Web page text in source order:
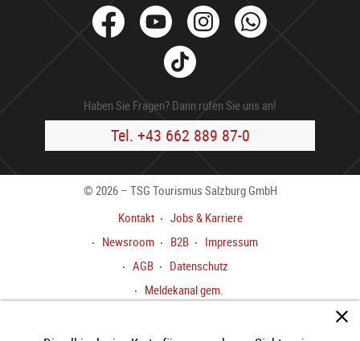
facebook
YoutubeInstagram
Tik
Tok
Haben Sie Fragen? Dann rufen Sie uns an!
Tel. +43 662 889 87-0
© 2026 – TSG Tourismus Salzburg GmbH
Kontakt
Jobs & Karriere
Newsroom
B2B
Impressum
AGB
Datenschutz
Meldekanal gem.